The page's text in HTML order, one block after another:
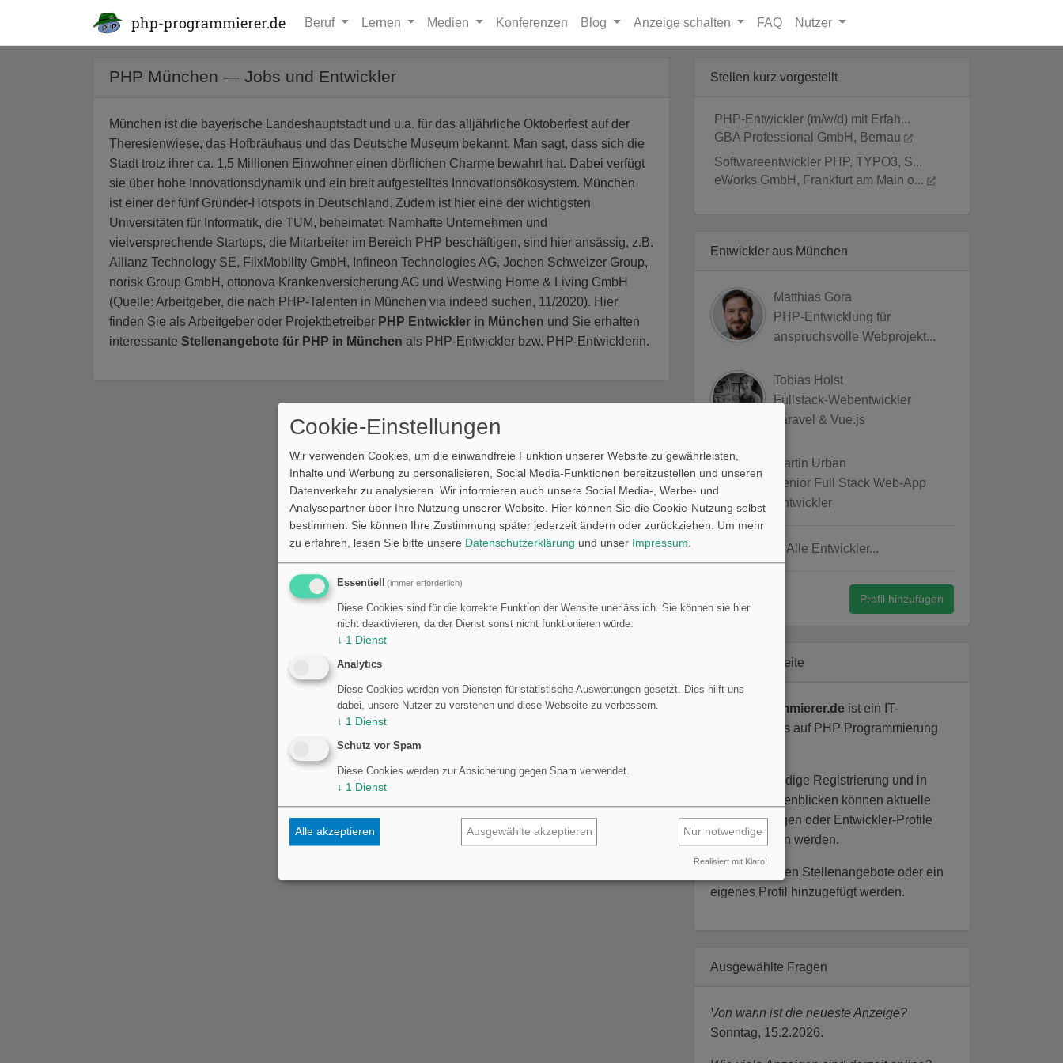
php-programmierer.de Beruf Lernen Medien Konferenzen Blog Anzeige schalten FAQ Nutzer
PHP München — Jobs und Entwickler
München ist die bayerische Landeshauptstadt und u.a. für das alljährliche Oktoberfest auf der
Theresienwiese, das Hofbräuhaus und das Deutsche Museum bekannt. Man sagt, dass sich die
Stadt trotz ihrer ca. 1,5 Millionen Einwohner einen dörflichen Charme bewahrt hat. Dabei verfügt
sie über hohe Innovationsdynamik und ein breit aufgestelltes Innovationsökosystem. München
ist einer der fünf Gründer-Hotspots in Deutschland. Zudem ist hier eine der wichtigsten
Universitäten für Informatik, die TUM, beheimatet. Namhafte Unternehmen und
vielversprechende Startups, die Mitarbeiter im Bereich PHP beschäftigen, sind hier ansässig, z.B.
Allianz Technology SE, FlixMobility GmbH, Infineon Technologies AG, Jochen Schweizer Group,
norisk Group GmbH, ottonova Krankenversicherung AG und Westwing Home & Living GmbH
(Quelle: Arbeitgeber, die nach PHP-Talenten in München via indeed suchen, 11/2020). Hier
finden Sie als Arbeitgeber oder Projektbetreiber PHP Entwickler in München und Sie erhalten
interessante Stellenangebote für PHP in München als PHP-Entwickler bzw. PHP-Entwicklerin.
Stellen kurz vorgestellt
PHP-Entwickler (m/w/d) mit Erfah...
GBA Professional GmbH, Bernau
Softwareentwickler PHP, TYPO3, S...
eWorks GmbH, Frankfurt am Main o...
Entwickler aus München
Matthias Gora
PHP-Entwicklung für
anspruchsvolle Webprojekt...
Tobias Holst
Fullstack-Webentwickler
Laravel & Vue.js
Martin Urban
Senior Full Stack Web-App
Entwickler
Alle Entwickler...
Profil hinzufügen
Über diese Seite
php-programmierer.de ist ein IT-
Jobboard, das auf PHP Programmierung
Ohne aufwändige Registrierung und in
wenigen Augenblicken können aktuelle
Stellenanzeigen oder Entwickler-Profile
durchgesehen werden.
Ebenso können Stellenangebote oder ein
eigenes Profil hinzugefügt werden.
Ausgewählte Fragen
Von wann ist die neueste Anzeige?
Sonntag, 15.2.2026.
Cookie-Einstellungen
Wir verwenden Cookies, um die einwandfreie Funktion unserer Website zu gewährleisten,
Inhalte und Werbung zu personalisieren, Social Media-Funktionen bereitzustellen und unseren
Datenverkehr zu analysieren. Wir informieren auch unsere Social Media-, Werbe- und
Analysepartner über Ihre Nutzung unserer Website. Hier können Sie die Cookie-Nutzung selbst
bestimmen. Sie können Ihre Zustimmung später jederzeit ändern oder zurückziehen. Um mehr
zu erfahren, lesen Sie bitte unsere Datenschutzerklärung und unser Impressum.
Essentiell (immer erforderlich)
Diese Cookies sind für die korrekte Funktion der Website unerlässlich. Sie können sie hier
nicht deaktivieren, da der Dienst sonst nicht funktionieren würde.
↓ 1 Dienst
Analytics
Diese Cookies werden von Diensten für statistische Auswertungen gesetzt. Dies hilft uns
dabei, unsere Nutzer zu verstehen und diese Webseite zu verbessern.
↓ 1 Dienst
Schutz vor Spam
Diese Cookies werden zur Absicherung gegen Spam verwendet.
↓ 1 Dienst
Nur notwendige
Ausgewählte akzeptieren
Alle akzeptieren
Realisiert mit Klaro!